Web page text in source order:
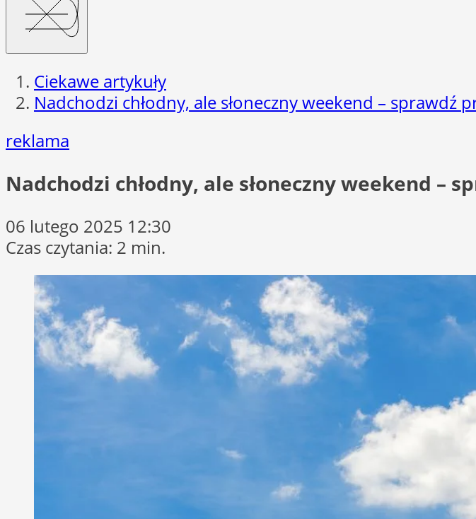
Ciekawe artykuły
Nadchodzi chłodny, ale słoneczny weekend – sprawdź
reklama
Nadchodzi chłodny, ale słoneczny weekend –
06 lutego 2025 12:30
Czas czytania: 2 min.